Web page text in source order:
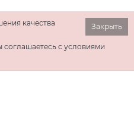
Закрыть
качества
с условиями